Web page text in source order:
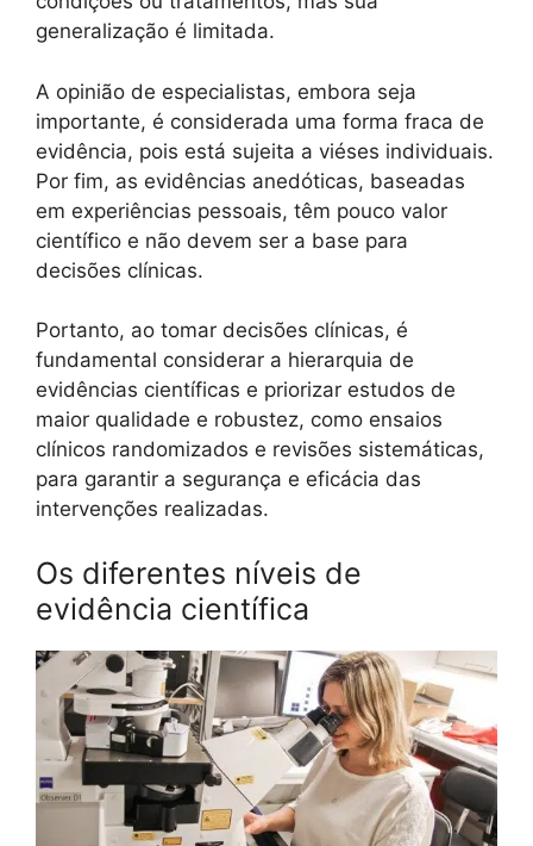
generalização é limitada.
A opinião de especialistas, embora seja
importante, é considerada uma forma fraca de
evidência, pois está sujeita a viéses individuais.
Por fim, as evidências anedóticas, baseadas
em experiências pessoais, têm pouco valor
científico e não devem ser a base para
decisões clínicas.
Portanto, ao tomar decisões clínicas, é
fundamental considerar a hierarquia de
evidências científicas e priorizar estudos de
maior qualidade e robustez, como ensaios
clínicos randomizados e revisões sistemáticas,
para garantir a segurança e eficácia das
intervenções realizadas.
Os diferentes níveis de
evidência científica